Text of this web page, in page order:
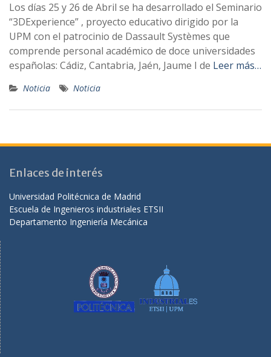
Los días 25 y 26 de Abril se ha desarrollado el Seminario
“3DExperience” , proyecto educativo dirigido por la
UPM con el patrocinio de Dassault Systèmes que
comprende personal académico de doce universidades
españolas: Cádiz, Cantabria, Jaén, Jaume I de Leer más…
Noticia Noticia
Enlaces de interés
Universidad Politécnica de Madrid
Escuela de Ingenieros industriales ETSII
Departamento Ingeniería Mecánica